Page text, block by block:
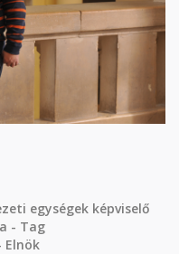
egységek képviselő
- Tag
Elnök